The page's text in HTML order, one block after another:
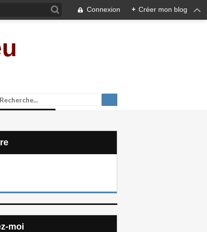
Connexion + Créer mon blog
moi